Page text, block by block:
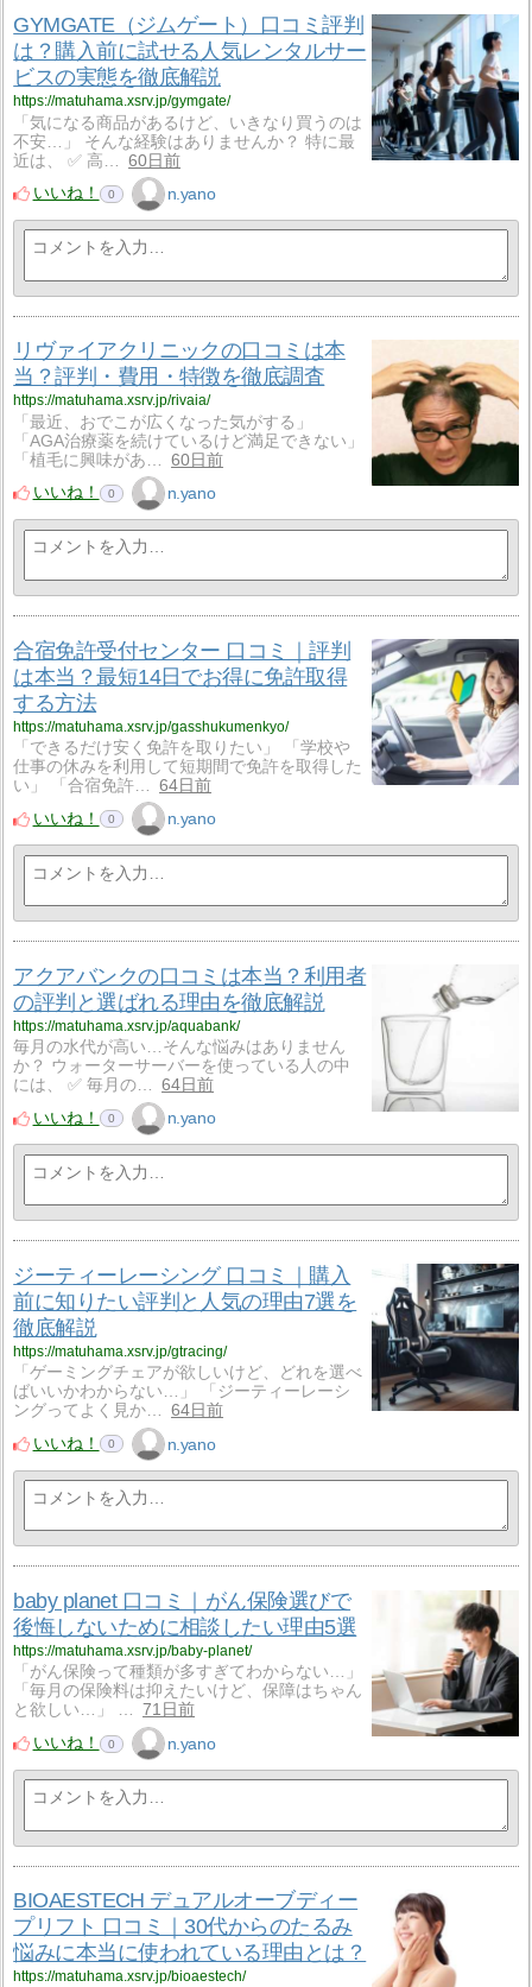
GYMGATE（ジムゲート）口コミ評判
は？購入前に試せる人気レンタルサー
ビスの実態を徹底解説
https://matuhama.xsrv.jp/gymgate/
「気になる商品があるけど、いきなり買うのは
不安…」 そんな経験はありませんか？ 特に最
近は、 ✅ 高…
60日前
いいね！
0 n.yano
リヴァイアクリニックの口コミは本
当？評判・費用・特徴を徹底調査
https://matuhama.xsrv.jp/rivaia/
「最近、おでこが広くなった気がする」
「AGA治療薬を続けているけど満足できない」
「植毛に興味があ…
60日前
いいね！
0 n.yano
合宿免許受付センター 口コミ｜評判
は本当？最短14日でお得に免許取得
する方法
https://matuhama.xsrv.jp/gasshukumenkyo/
「できるだけ安く免許を取りたい」 「学校や
仕事の休みを利用して短期間で免許を取得した
い」 「合宿免許…
64日前
いいね！
0 n.yano
アクアバンクの口コミは本当？利用者
の評判と選ばれる理由を徹底解説
https://matuhama.xsrv.jp/aquabank/
毎月の水代が高い…そんな悩みはありません
か？ ウォーターサーバーを使っている人の中
には、 ✅ 毎月の…
64日前
いいね！
0 n.yano
ジーティーレーシング 口コミ｜購入
前に知りたい評判と人気の理由7選を
徹底解説
https://matuhama.xsrv.jp/gtracing/
「ゲーミングチェアが欲しいけど、どれを選べ
ばいいかわからない…」 「ジーティーレーシ
ングってよく見か…
64日前
いいね！
0 n.yano
baby planet 口コミ｜がん保険選びで
後悔しないために相談したい理由5選
https://matuhama.xsrv.jp/baby-planet/
「がん保険って種類が多すぎてわからない…」
「毎月の保険料は抑えたいけど、保障はちゃん
と欲しい…」 …
71日前
いいね！
0 n.yano
BIOAESTECH デュアルオーブディー
プリフト 口コミ｜30代からのたるみ
悩みに本当に使われている理由とは？
https://matuhama.xsrv.jp/bioaestech/